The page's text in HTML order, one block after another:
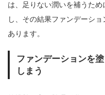
は、足りない潤いを補うた
し、その結果ファンデーシ
あります。
ファンデーションを
しまう